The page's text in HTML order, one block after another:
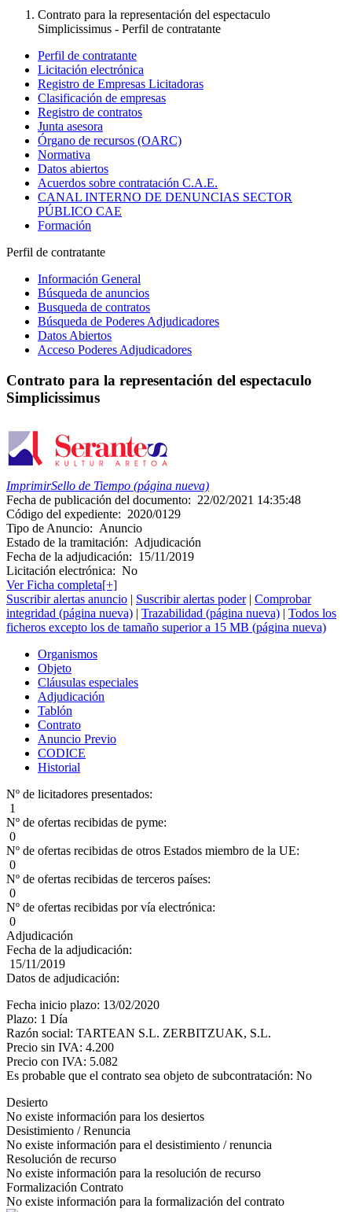
Contrato para la representación del espectaculo
Simplicissimus - Perfil de contratante
Perfil de contratante
Licitación electrónica
Registro de Empresas Licitadoras
Clasificación de empresas
Registro de contratos
Junta asesora
Órgano de recursos (OARC)
Normativa
Datos abiertos
Acuerdos sobre contratación C.A.E.
CANAL INTERNO DE DENUNCIAS SECTOR
PÚBLICO CAE
Formación
Perfil de contratante
Información General
Búsqueda de anuncios
Busqueda de contratos
Búsqueda de Poderes Adjudicadores
Datos Abiertos
Acceso Poderes Adjudicadores
Contrato para la representación del espectaculo
Simplicissimus
ImprimirSello de Tiempo (página nueva)
Fecha de publicación del documento: 22/02/2021 14:35:48
Código del expediente: 2020/0129
Tipo de Anuncio: Anuncio
Estado de la tramitación: Adjudicación
Fecha de la adjudicación: 15/11/2019
Licitación electrónica: No
Ver Ficha completa[+]
Suscribir alertas anuncio | Suscribir alertas poder| Comprobar
integridad (página nueva) | Trazabilidad (página nueva) | Todos los
ficheros excepto los de tamaño superior a 15 MB (página nueva)
Organismos
Objeto
Cláusulas especiales
Adjudicación
Tablón
Contrato
Anuncio Previo
CODICE
Historial
Nº de licitadores presentados:
1
Nº de ofertas recibidas de pyme:
0
Nº de ofertas recibidas de otros Estados miembro de la UE:
0
Nº de ofertas recibidas de terceros países:
0
Nº de ofertas recibidas por vía electrónica:
0
Adjudicación
Fecha de la adjudicación:
15/11/2019
Datos de adjudicación:
Fecha inicio plazo: 13/02/2020
Plazo: 1 Día
Razón social: TARTEAN S.L. ZERBITZUAK, S.L.
Precio sin IVA: 4.200
Precio con IVA: 5.082
Es probable que el contrato sea objeto de subcontratación: No
Desierto
No existe información para los desiertos
Desistimiento / Renuncia
No existe información para el desistimiento / renuncia
Resolución de recurso
No existe información para la resolución de recurso
Formalización Contrato
No existe información para la formalización del contrato